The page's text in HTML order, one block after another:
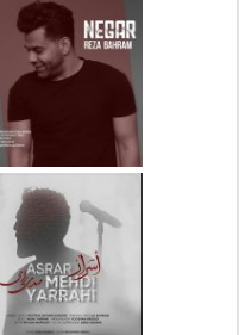
دانلود آلبوم جدید سیروان
خسروی بنام مونولوگ
دانلود آهنگ جدید رضا
بهرام بنام نگار